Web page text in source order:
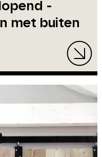
-
met buiten